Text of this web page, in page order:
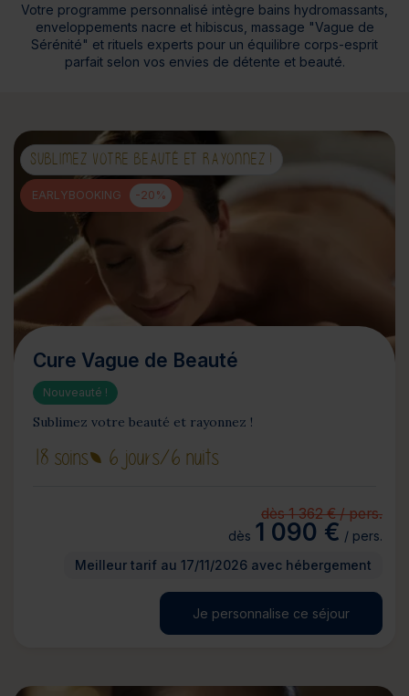
Votre programme personnalisé intègre bains hydromassants,
enveloppements nacre et hibiscus, massage "Vague de
Sérénité" et rituels experts pour un équilibre corps-esprit
parfait selon vos envies de détente et beauté.​
SUBLIMEZ VOTRE BEAUTÉ ET RAYONNEZ !
EARLYBOOKING -20%
Cure Vague de Beauté
Nouveauté !
Sublimez votre beauté et rayonnez !
18 soins 6 jours/6 nuits
dès 1 362 € / pers.
dès 1 090 € / pers.
Meilleur tarif au 17/11/2026 avec hébergement
Je personnalise ce séjour